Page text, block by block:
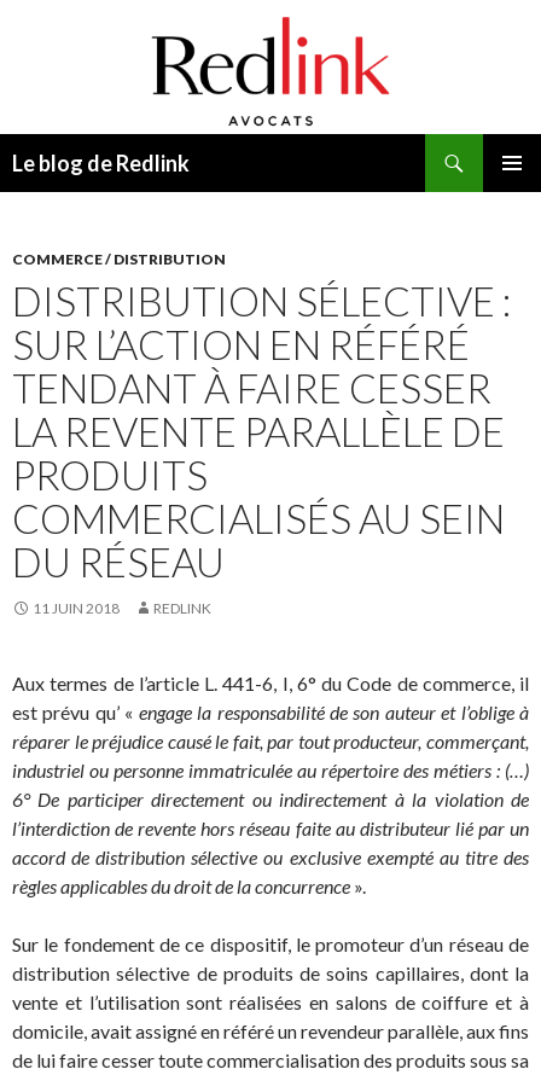
Le blog de Redlink
COMMERCE / DISTRIBUTION
DISTRIBUTION SÉLECTIVE :
SUR L’ACTION EN RÉFÉRÉ
TENDANT À FAIRE CESSER
LA REVENTE PARALLÈLE DE
PRODUITS
COMMERCIALISÉS AU SEIN
DU RÉSEAU
11 JUIN 2018 REDLINK
Aux termes de l’article L. 441-6, I, 6° du Code de commerce, il
est prévu qu’ « engage la responsabilité de son auteur et l’oblige à
réparer le préjudice causé le fait, par tout producteur, commerçant,
industriel ou personne immatriculée au répertoire des métiers : (…)
6° De participer directement ou indirectement à la violation de
l’interdiction de revente hors réseau faite au distributeur lié par un
accord de distribution sélective ou exclusive exempté au titre des
règles applicables du droit de la concurrence ».
Sur le fondement de ce dispositif, le promoteur d’un réseau de
distribution sélective de produits de soins capillaires, dont la
vente et l’utilisation sont réalisées en salons de coiffure et à
domicile, avait assigné en référé un revendeur parallèle, aux fins
de lui faire cesser toute commercialisation des produits sous sa